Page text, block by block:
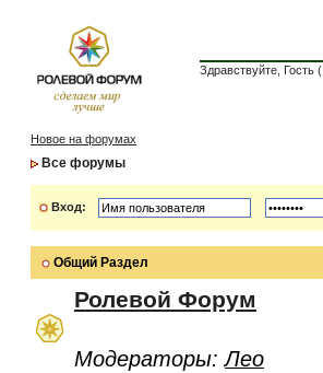
Здравствуйте, Гость (
Новое на форумах
Все форумы
Вход:
Общий Раздел
Ролевой Форум
Модераторы:Лео